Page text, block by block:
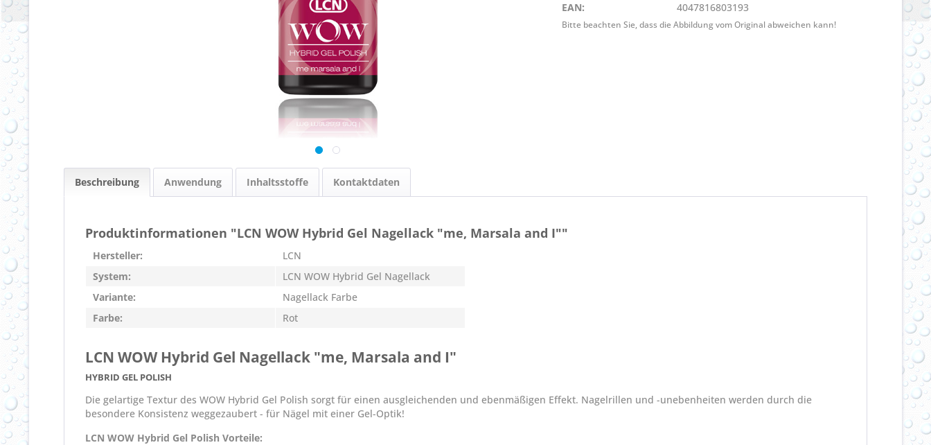
EAN:
4047816803193
Bitte beachten Sie, dass die Abbildung vom Original abweichen kann!
Beschreibung Anwendung Inhaltsstoffe Kontaktdaten
Produktinformationen "LCN WOW Hybrid Gel Nagellack "me, Marsala and I""
Hersteller:
LCN
System:
LCN WOW Hybrid Gel Nagellack
Variante:
Nagellack Farbe
Farbe:
Rot
LCN WOW Hybrid Gel Nagellack "me, Marsala and I"
HYBRID GEL POLISH
Die gelartige Textur des WOW Hybrid Gel Polish sorgt für einen ausgleichenden und ebenmäßigen Effekt. Nagelrillen und -unebenheiten werden durch die
besondere Konsistenz weggezaubert - für Nägel mit einer Gel-Optik!
LCN WOW Hybrid Gel Polish Vorteile: